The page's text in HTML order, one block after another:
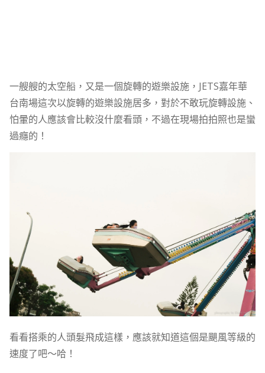
一艘艘的太空船，又是一個旋轉的遊樂設施，JETS嘉年華
台南場這次以旋轉的遊樂設施居多，對於不敢玩旋轉設施、
怕暈的人應該會比較沒什麼看頭，不過在現場拍拍照也是蠻
過癮的！
看看搭乘的人頭髮飛成這樣，應該就知道這個是颶風等級的
速度了吧～哈！